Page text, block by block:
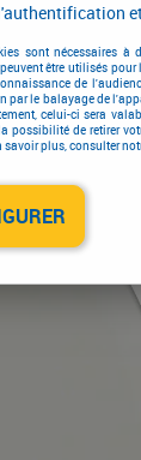
sont nécessaires à
être utilisés
de
par le balayage de
celui-ci sera
possibilité de retirer
savoir plus, consulter